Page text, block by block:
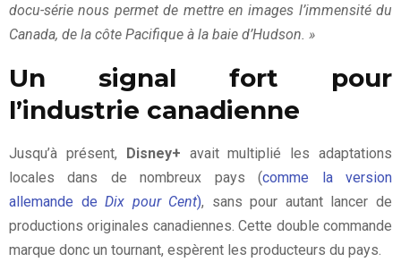
docu-série nous permet de mettre en images l’immensité du
Canada, de la côte Pacifique à la baie d’Hudson. »
Un signal fort pour
l’industrie canadienne
Jusqu’à présent, Disney+ avait multiplié les adaptations
locales dans de nombreux pays (comme la version
allemande deDix pour Cent), sans pour autant lancer de
productions originales canadiennes. Cette double commande
marque donc un tournant, espèrent les producteurs du pays.